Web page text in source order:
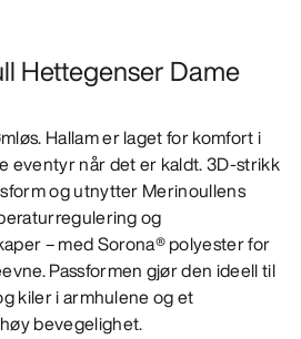
Hettegenser Dame
Hallam er laget for komfort i
eventyr når det er kaldt. 3D-strikk
og utnytter Merinoullens
og
– med Sorona® polyester for
Passformen gjør den ideell til
kiler i armhulene og et
bevegelighet.